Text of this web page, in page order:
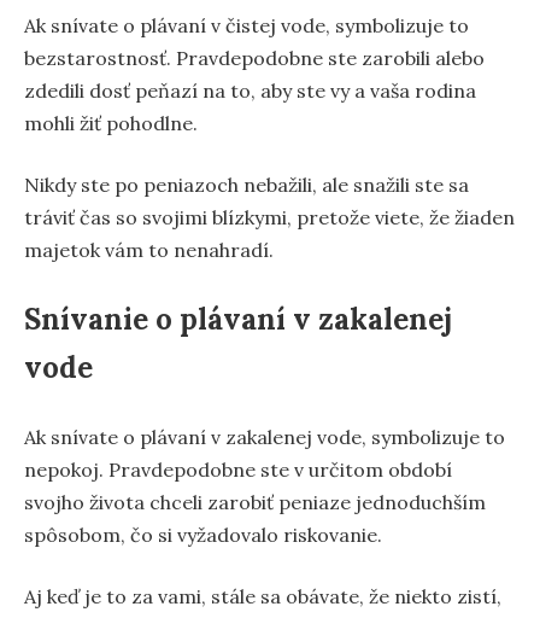
Ak snívate o plávaní v čistej vode, symbolizuje to
bezstarostnosť. Pravdepodobne ste zarobili alebo
zdedili dosť peňazí na to, aby ste vy a vaša rodina
mohli žiť pohodlne.
Nikdy ste po peniazoch nebažili, ale snažili ste sa
tráviť čas so svojimi blízkymi, pretože viete, že žiaden
majetok vám to nenahradí.
Snívanie o plávaní v zakalenej
vode
Ak snívate o plávaní v zakalenej vode, symbolizuje to
nepokoj. Pravdepodobne ste v určitom období
svojho života chceli zarobiť peniaze jednoduchším
spôsobom, čo si vyžadovalo riskovanie.
Aj keď je to za vami, stále sa obávate, že niekto zistí,